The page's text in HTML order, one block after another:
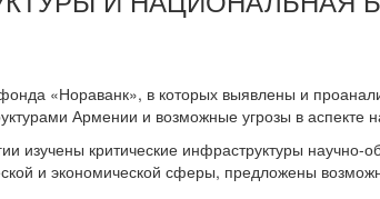
«Нораванк», в которых выявлены и
Армении и возможные угрозы в аспекте
критические инфраструктуры научно-
и экономической сферы, предложены